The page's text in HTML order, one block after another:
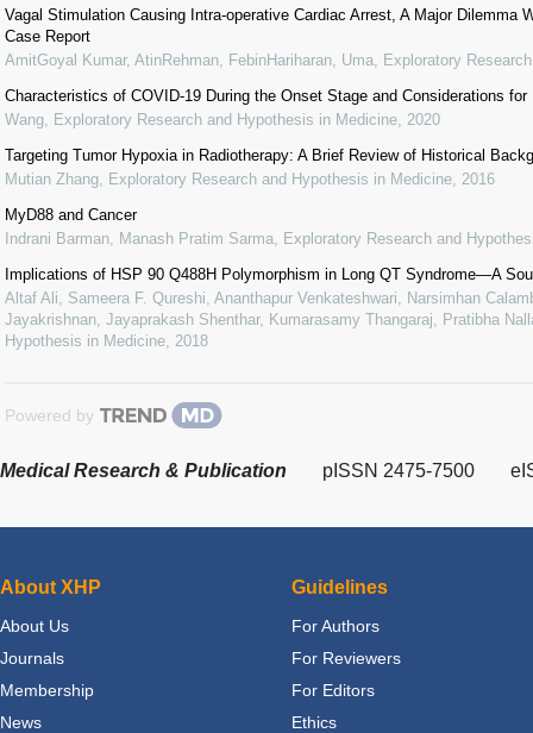
Vagal Stimulation Causing Intra-operative Cardiac Arrest, A Major Dilemma
Case Report
AmitGoyal Kumar, AtinRehman, FebinHariharan, Uma
Exploratory
Characteristics of COVID-19 During the Onset Stage and Considerations for
Wang Exploratory Research and Hypothesis in Medicine 2020
Targeting Tumor Hypoxia in Radiotherapy: A Brief Review of Historical
Mutian Zhang Exploratory Research and Hypothesis in Medicine 2016
MyD88 and Cancer
Indrani Barman, Manash Pratim Sarma
Exploratory Research and
Implications of HSP 90 Q488H Polymorphism in Long QT Syndrome—A
Altaf Ali, Sameera F. Qureshi, Ananthapur Venkateshwari, Narsimhan
Jayakrishnan, Jayaprakash Shenthar, Kumarasamy Thangaraj, Pratibha
Hypothesis in Medicine 2018
Powered by
Medical Research & Publication pISSN 2475-7500
About XHP
About Us
Journals
Membership
News
Guidelines
For Authors
For Reviewers
For Editors
Ethics